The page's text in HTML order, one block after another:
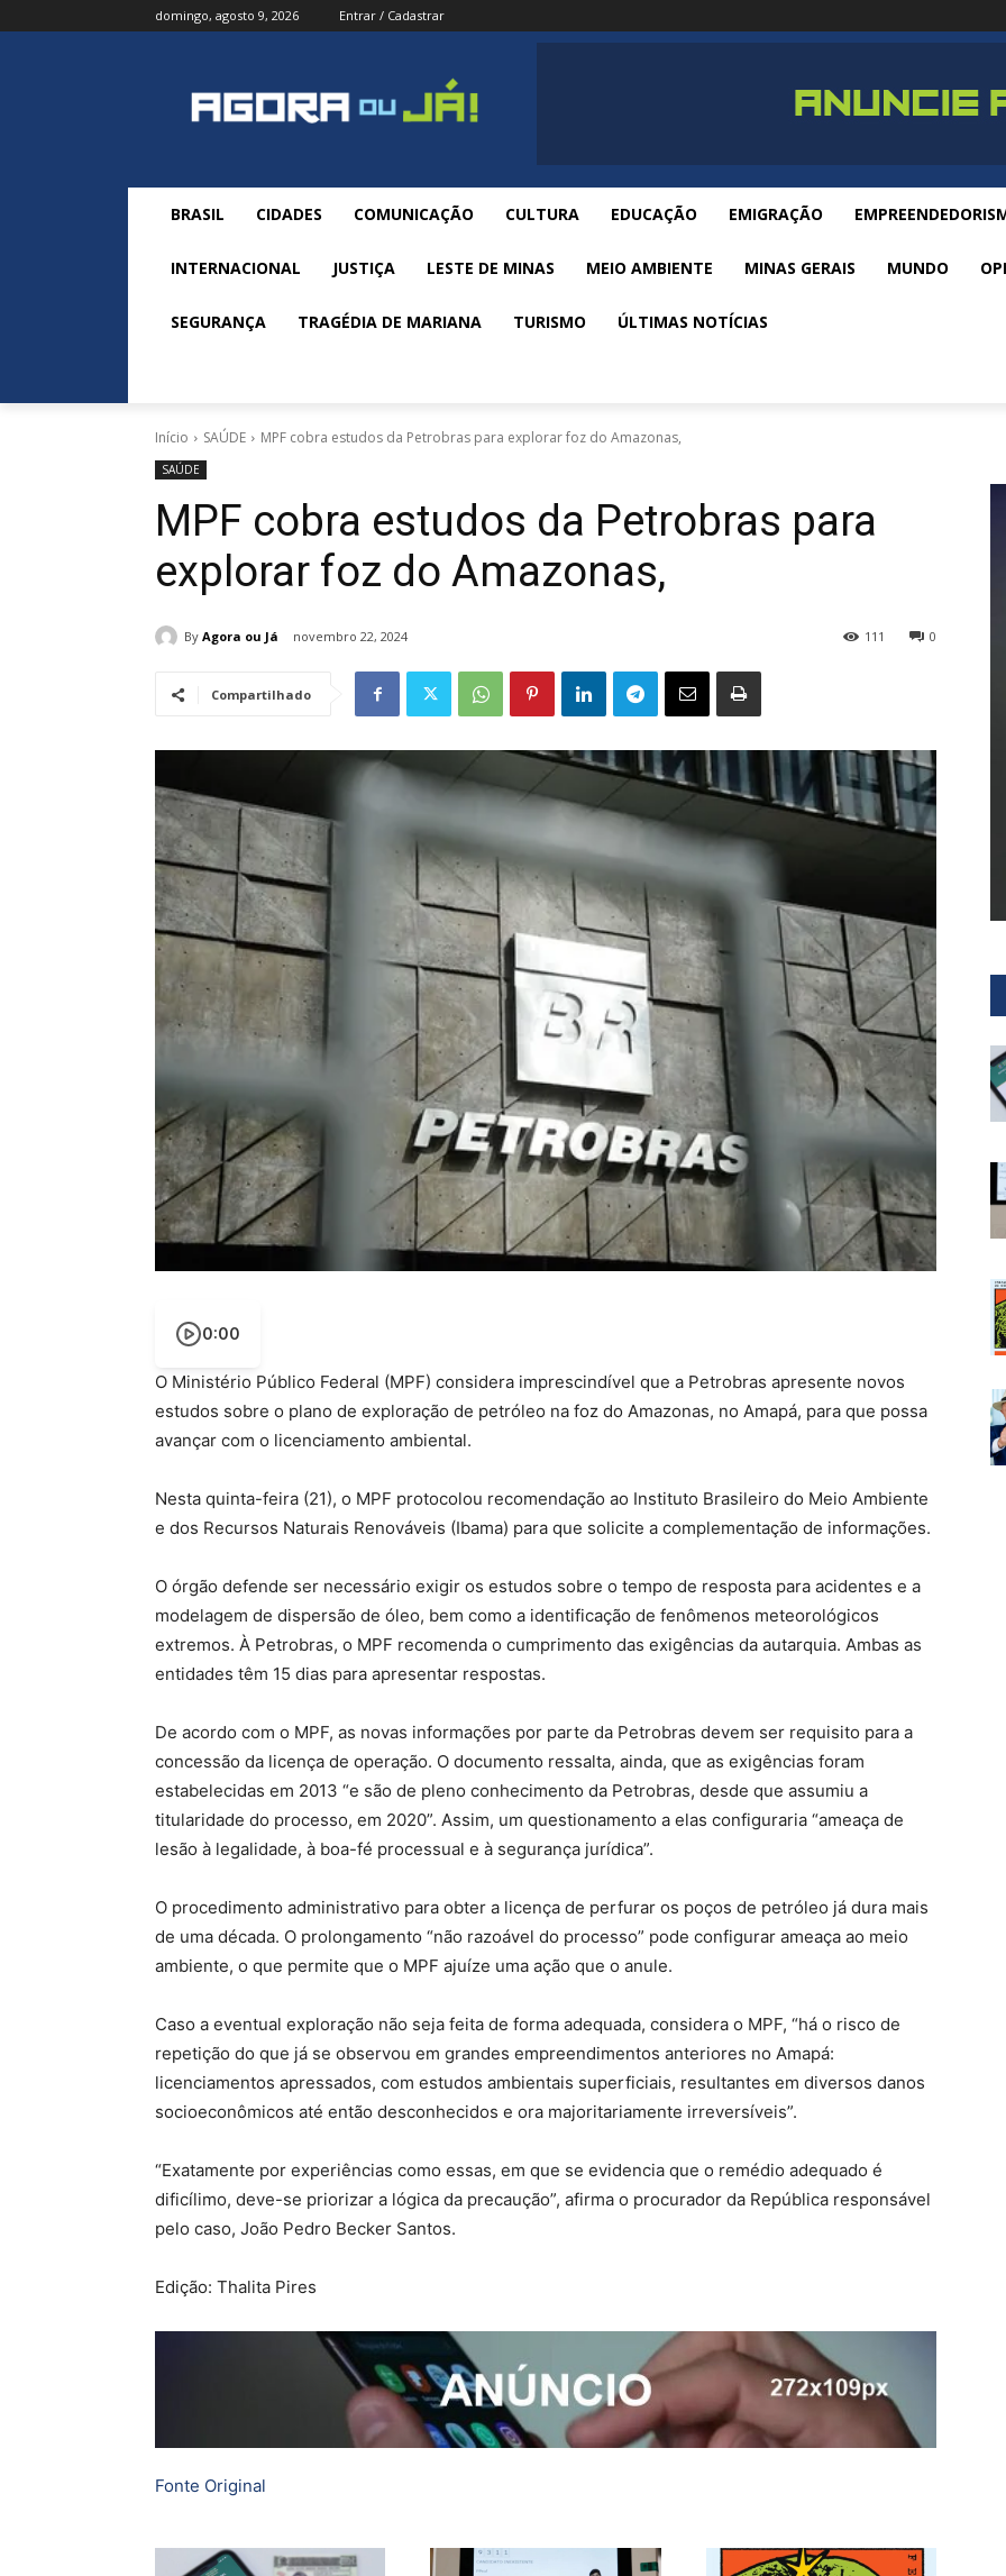
domingo, agosto 9, 2026 Entrar / Cadastrar
BRASIL CIDADES COMUNICAÇÃO CULTURA EDUCAÇÃO EMIGRAÇÃO
INTERNACIONAL JUSTIÇA LESTE DE MINAS MEIO AMBIENTE MINAS GERAIS MUNDO
SEGURANÇA TRAGÉDIA DE MARIANA TURISMO ÚLTIMAS NOTÍCIAS
Início SAÚDE MPF cobra estudos da Petrobras para explorar foz do Amazonas,
SAÚDE
MPF cobra estudos da Petrobras para
explorar foz do Amazonas,
By Agora ou Já novembro 22, 2024 0
111
Compartilhado
0:00
O Ministério Público Federal (MPF) considera imprescindível que a Petrobras apresente novos
estudos sobre o plano de exploração de petróleo na foz do Amazonas, no Amapá, para que possa
avançar com o licenciamento ambiental.
Nesta quinta-feira (21), o MPF protocolou recomendação ao Instituto Brasileiro do Meio Ambiente
e dos Recursos Naturais Renováveis (Ibama) para que solicite a complementação de informações.
O órgão defende ser necessário exigir os estudos sobre o tempo de resposta para acidentes e a
modelagem de dispersão de óleo, bem como a identificação de fenômenos meteorológicos
extremos. À Petrobras, o MPF recomenda o cumprimento das exigências da autarquia. Ambas as
entidades têm 15 dias para apresentar respostas.
De acordo com o MPF, as novas informações por parte da Petrobras devem ser requisito para a
concessão da licença de operação. O documento ressalta, ainda, que as exigências foram
estabelecidas em 2013 “e são de pleno conhecimento da Petrobras, desde que assumiu a
titularidade do processo, em 2020”. Assim, um questionamento a elas configuraria “ameaça de
lesão à legalidade, à boa-fé processual e à segurança jurídica”.
O procedimento administrativo para obter a licença de perfurar os poços de petróleo já dura mais
de uma década. O prolongamento “não razoável do processo” pode configurar ameaça ao meio
ambiente, o que permite que o MPF ajuíze uma ação que o anule.
Caso a eventual exploração não seja feita de forma adequada, considera o MPF, “há o risco de
repetição do que já se observou em grandes empreendimentos anteriores no Amapá:
licenciamentos apressados, com estudos ambientais superficiais, resultantes em diversos danos
socioeconômicos até então desconhecidos e ora majoritariamente irreversíveis”.
“Exatamente por experiências como essas, em que se evidencia que o remédio adequado é
dificílimo, deve-se priorizar a lógica da precaução”, afirma o procurador da República responsável
pelo caso, João Pedro Becker Santos.
Edição: Thalita Pires
Fonte Original